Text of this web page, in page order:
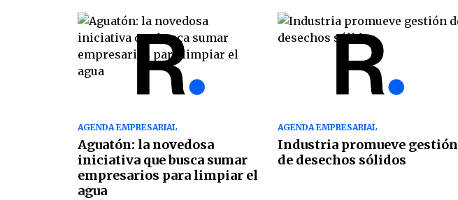
AGENDA EMPRESARIAL
Aguatón: la novedosa
iniciativa que busca sumar
empresarios para limpiar el
agua
AGENDA EMPRESARIAL
Industria promueve gestión
de desechos sólidos